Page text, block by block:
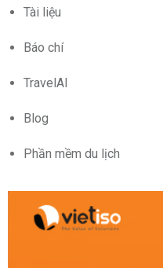
Tài liệu
Báo chí
TravelAI
Blog
Phần mềm du lịch